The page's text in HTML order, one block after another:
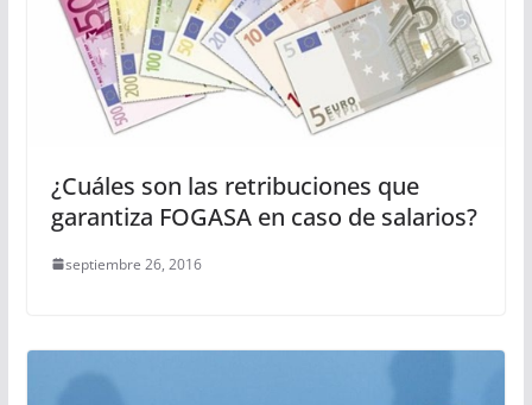
¿Cuáles son las retribuciones que
garantiza FOGASA en caso de salarios?
septiembre 26, 2016